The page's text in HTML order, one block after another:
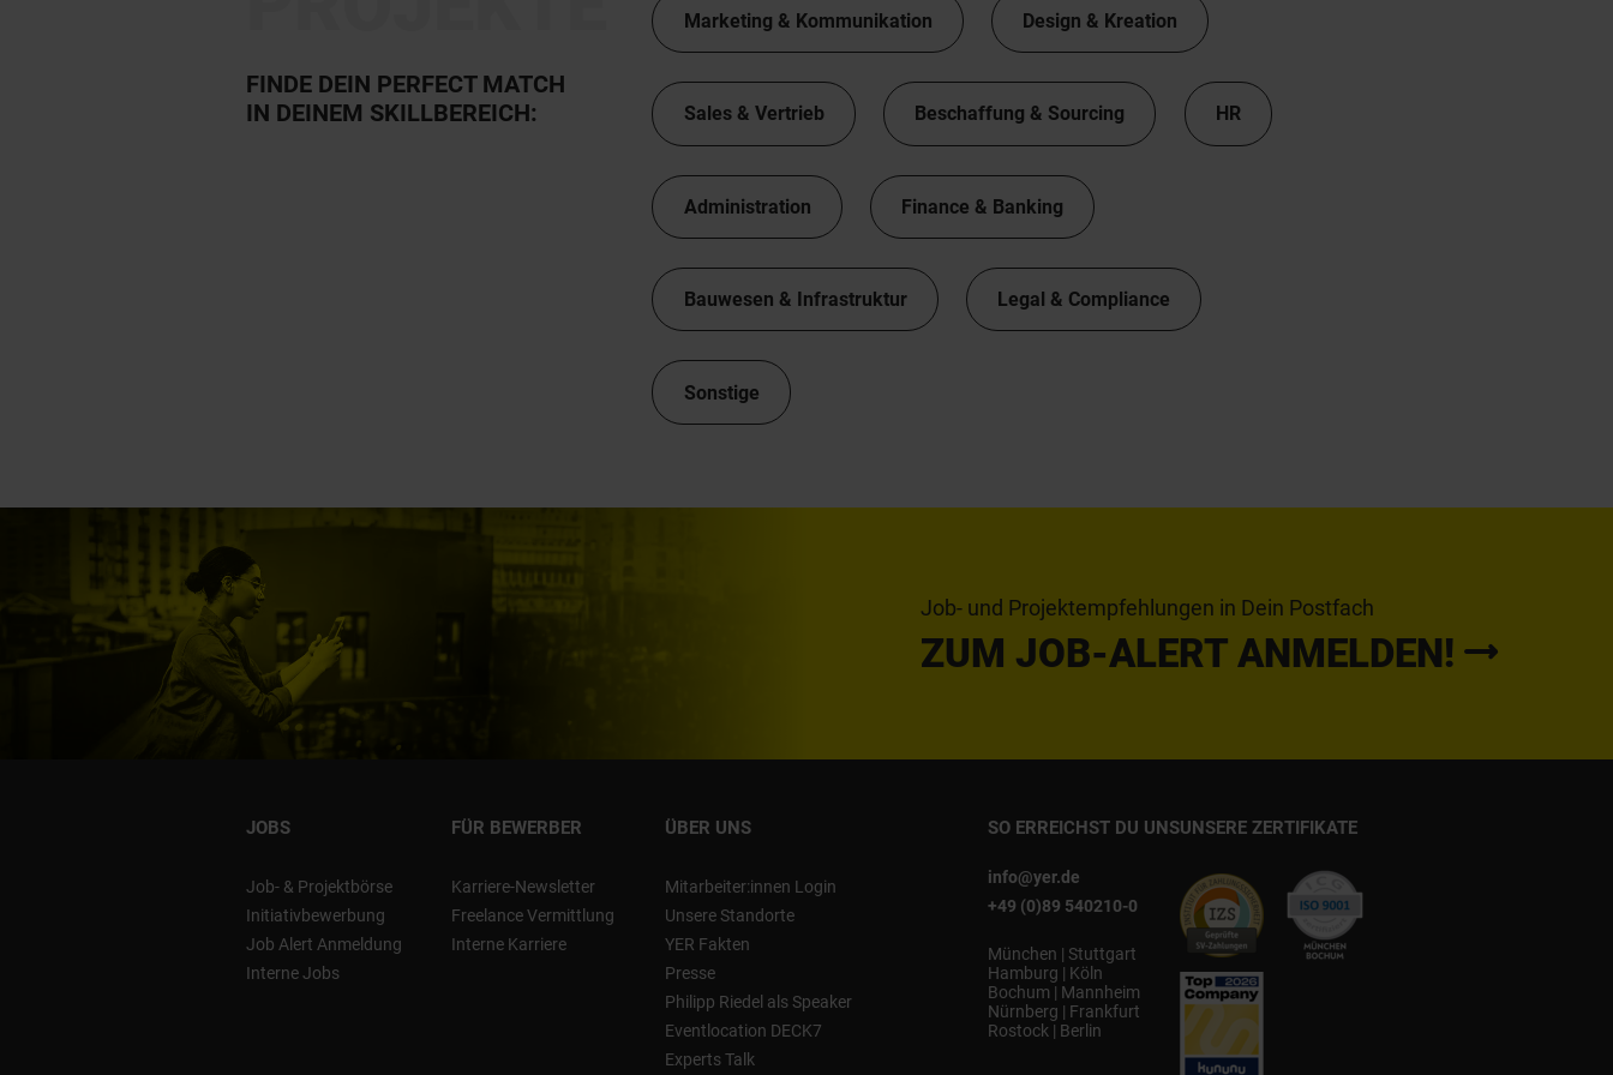
FINDE DEIN PERFECT MATCH
IN DEINEM SKILLBEREICH:
Marketing & Kommunikation Design & Kreation
Sales & Vertrieb Beschaffung & Sourcing HR
Administration Finance & Banking
Bauwesen & Infrastruktur Legal & Compliance
Sonstige
Job- und Projektempfehlungen in Dein Postfach
ZUM JOB-ALERT ANMELDEN!
JOBS
Job- & Projektbörse
Initiativbewerbung
Job Alert Anmeldung
Interne Jobs
FÜR BEWERBER
Karriere-Newsletter
Freelance Vermittlung
Interne Karriere
ÜBER UNS
Mitarbeiter:innen Login
Unsere Standorte
YER Fakten
Presse
Philipp Riedel als Speaker
Eventlocation DECK7
Experts Talk
SO ERREICHST DU UNS
info@yer.de
+49 (0)89 540210-0
München | Stuttgart
Hamburg | Köln
Bochum | Mannheim
Nürnberg | Frankfurt
Rostock | Berlin
UNSERE ZERTIFIKATE